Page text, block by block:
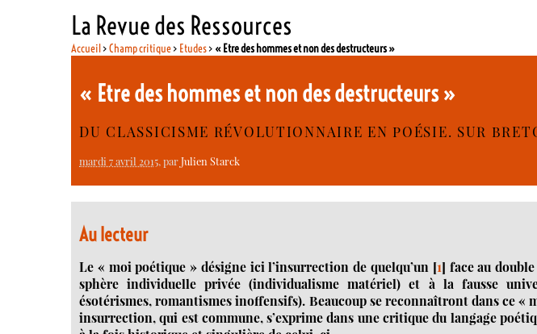
La Revue des Ressources
Accueil>Champ critique> Etudes> « Etre des hommes et non des destructeurs »
« Etre des hommes et non des destructeurs »
DU CLASSICISME RÉVOLUTIONNAIRE EN POÉSIE. SUR
mardi 7 avril 2015, parJulien Starck
Au lecteur
Le « moi poétique » désigne ici l’insurrection de quelqu’un [1] face au
sphère individuelle privée (individualisme matériel) et à la fausse
ésotérismes, romantismes inoffensifs). Beaucoup se reconnaîtront dans ce «
insurrection, qui est commune, s’exprime dans une critique du langage